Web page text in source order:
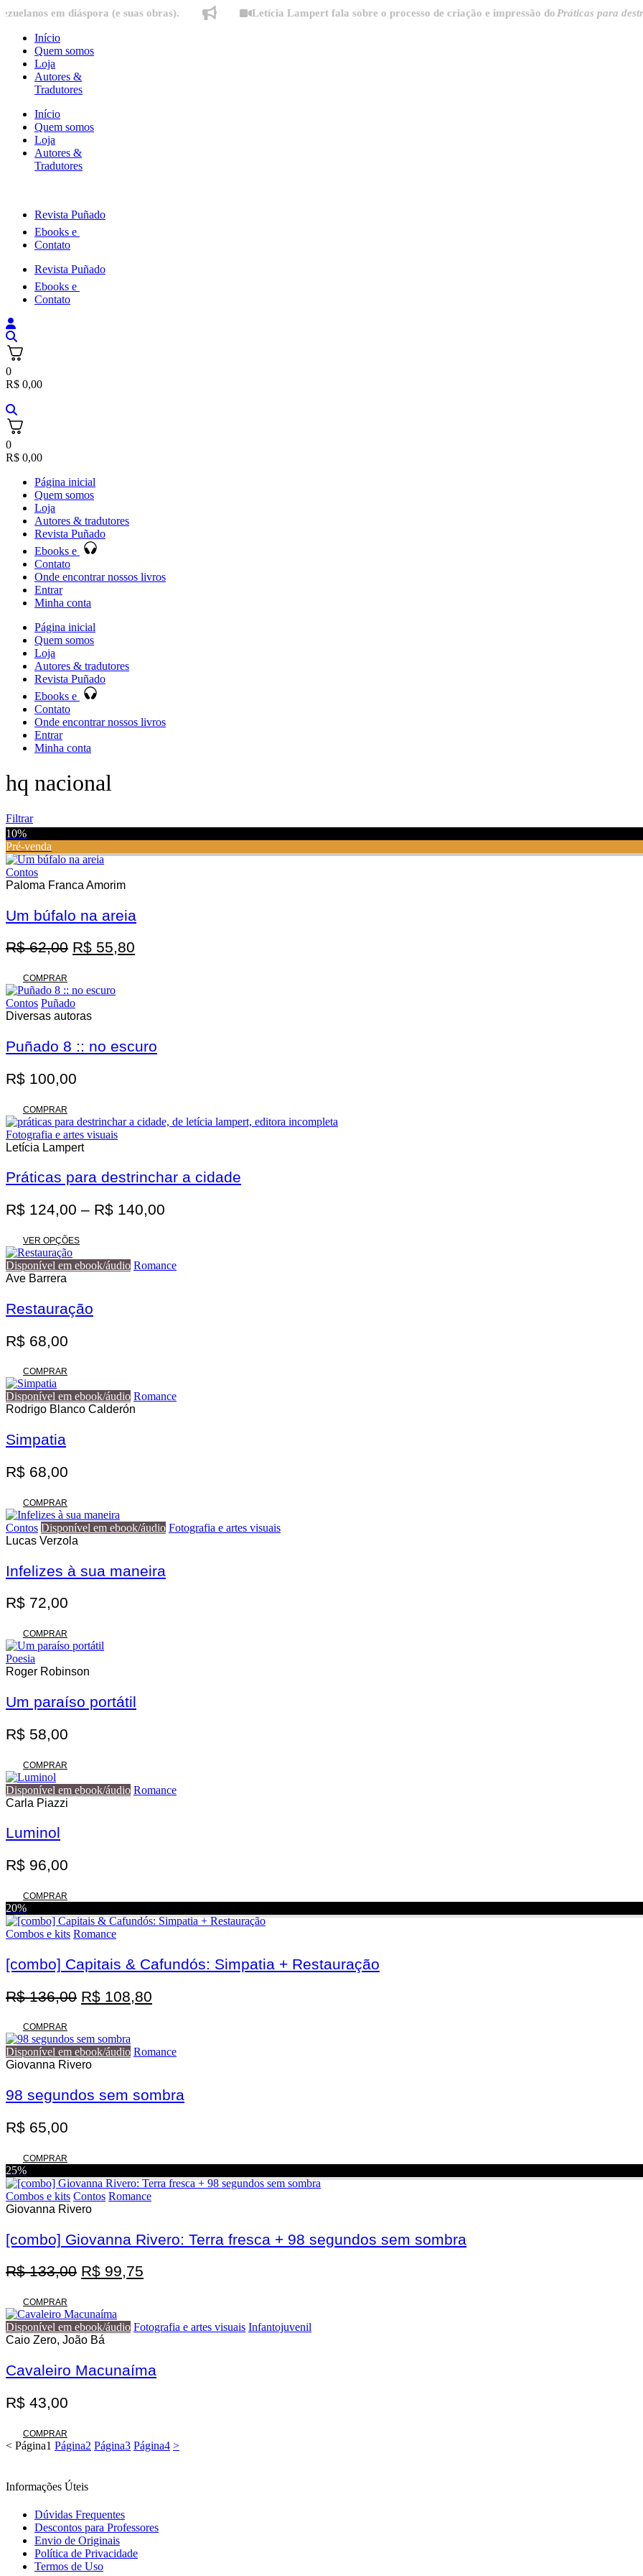
Ir
conteúdo
em diáspora (e suas obras). Letícia Lampert fala sobre o processo de criação e impressão doPráticas para destrinchar
Início
Quem somos
Loja
Autores &
Tradutores
Início
Quem somos
Loja
Autores &
Tradutores
Revista Puñado
Ebooks e
Contato
Revista Puñado
Ebooks e
Contato
0
R$ 0,00
0
R$ 0,00
Página inicial
Quem somos
Loja
Autores & tradutores
Revista Puñado
Ebooks e
Contato
Onde encontrar nossos livros
Entrar
Minha conta
Página inicial
Quem somos
Loja
Autores & tradutores
Revista Puñado
Ebooks e
Contato
Onde encontrar nossos livros
Entrar
Minha conta
hq nacional
Filtrar
Promoção
10%
Pré-venda
Contos
Paloma Franca Amorim
Um búfalo na areia
R$62,00 O
era:
R$ 62,00.
R$ 55,80
COMPRAR
Contos Puñado
Diversas autoras
Puñado 8 :: no escuro
R$ 100,00
COMPRAR
Fotografia e artes visuais
Letícia Lampert
Práticas para destrinchar a cidade
R$ 124,00 – R$ 140,00
R$ 124,00
VER OPÇÕES
tem
do
produto
Disponível em ebook/áudio Romance
Ave Barrera
Restauração
R$ 68,00
COMPRAR
Disponível em ebook/áudio Romance
Rodrigo Blanco Calderón
Simpatia
R$ 68,00
COMPRAR
Contos Disponível em ebook/áudio Fotografia e artes visuais
Lucas Verzola
Infelizes à sua maneira
R$ 72,00
COMPRAR
Poesia
Roger Robinson
Um paraíso portátil
R$ 58,00
COMPRAR
Disponível em ebook/áudio Romance
Carla Piazzi
Luminol
R$ 96,00
COMPRAR
20%
Combos e kits Romance
[combo] Capitais & Cafundós: Simpatia + Restauração
R$136,00 O
era:
R$ 136,00.
R$ 108,80
é:
COMPRAR
Disponível em ebook/áudio Romance
Giovanna Rivero
98 segundos sem sombra
R$ 65,00
COMPRAR
25%
Combos e kits Contos Romance
Giovanna Rivero
[combo] Giovanna Rivero: Terra fresca + 98 segundos sem sombra
R$133,00 O
era:
R$ 133,00.
R$ 99,75
é:
COMPRAR
Disponível em ebook/áudio Fotografia e artes visuais Infantojuvenil
Caio Zero, João Bá
Cavaleiro Macunaíma
R$ 43,00
COMPRAR
< Página1 Página2 Página3 Página4 >
Informações Úteis
Dúvidas Frequentes
Descontos para Professores
Envio de Originais
Política de Privacidade
Termos de Uso